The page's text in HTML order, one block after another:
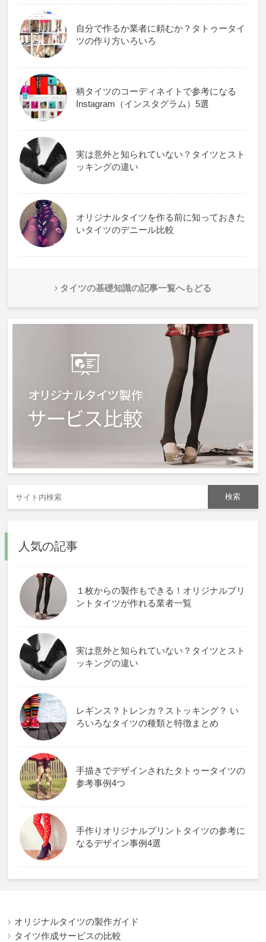
自分で作るか業者に頼むか？タトゥータイ
ツの作り方いろいろ
柄タイツのコーディネイトで参考になる
Instagram（インスタグラム）5選
実は意外と知られていない？タイツとスト
ッキングの違い
オリジナルタイツを作る前に知っておきた
いタイツのデニール比較
タイツの基礎知識の記事一覧へもどる
人気の記事
１枚からの製作もできる！オリジナルプリ
ントタイツが作れる業者一覧
実は意外と知られていない？タイツとスト
ッキングの違い
レギンス？トレンカ？ストッキング？ い
ろいろなタイツの種類と特徴まとめ
手描きでデザインされたタトゥータイツの
参考事例4つ
手作りオリジナルプリントタイツの参考に
なるデザイン事例4選
オリジナルタイツの製作ガイド
タイツ作成サービスの比較